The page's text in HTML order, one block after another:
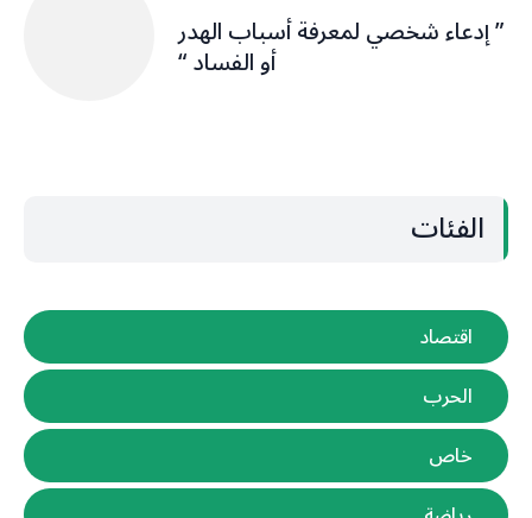
” إدعاء شخصي لمعرفة أسباب الهدر
أو الفساد “
الفئات
اقتصاد
الحرب
خاص